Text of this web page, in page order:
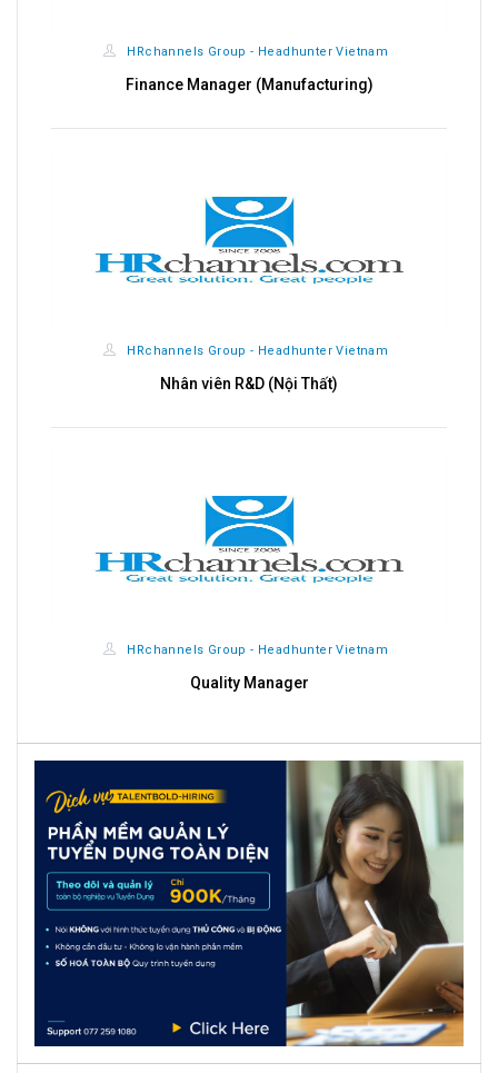
HRchannels Group - Headhunter Vietnam
Finance Manager (Manufacturing)
HRchannels Group - Headhunter Vietnam
Nhân viên R&D (Nội Thất)
HRchannels Group - Headhunter Vietnam
Quality Manager